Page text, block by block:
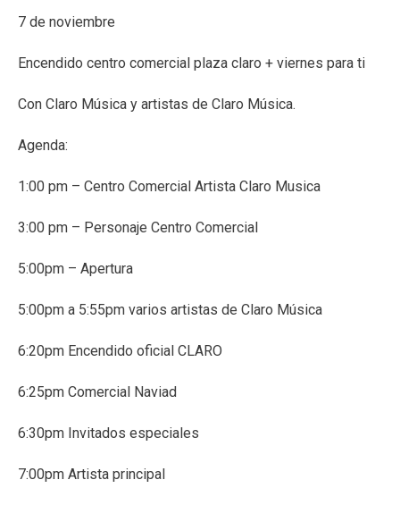
7 de noviembre
Encendido centro comercial plaza claro + viernes para ti
Con Claro Música y artistas de Claro Música.
Agenda:
1:00 pm – Centro Comercial Artista Claro Musica
3:00 pm – Personaje Centro Comercial
5:00pm – Apertura
5:00pm a 5:55pm varios artistas de Claro Música
6:20pm Encendido oficial CLARO
6:25pm Comercial Naviad
6:30pm Invitados especiales
7:00pm Artista principal